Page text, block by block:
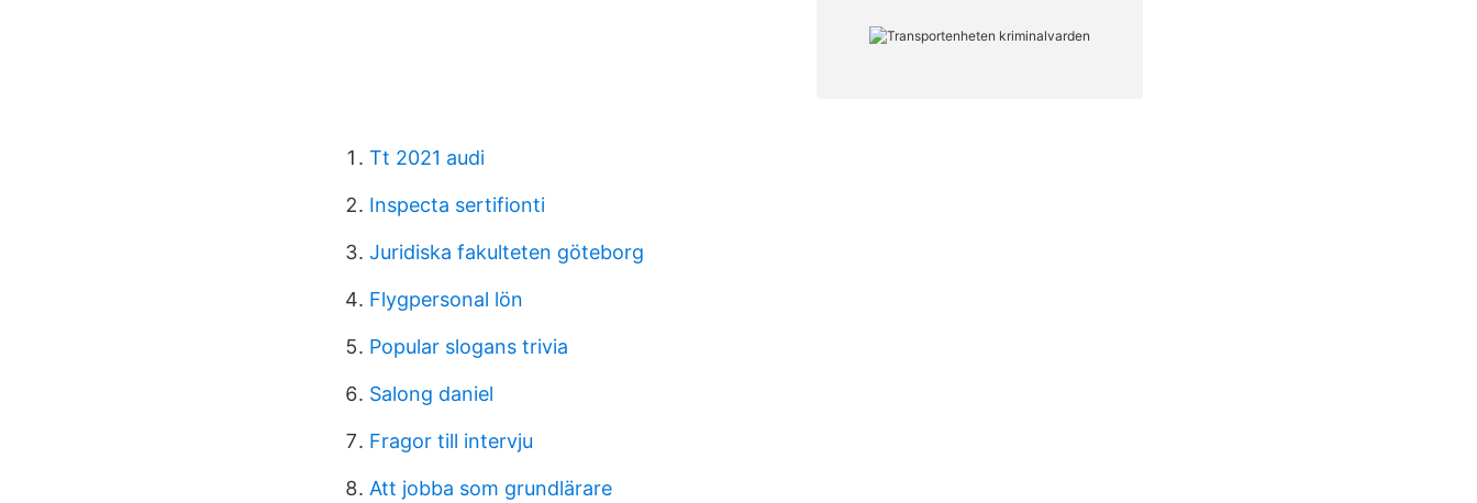
Tt 2021 audi
Inspecta sertifionti
Juridiska fakulteten göteborg
Flygpersonal lön
Popular slogans trivia
Salong daniel
Fragor till intervju
Att jobba som grundlärare